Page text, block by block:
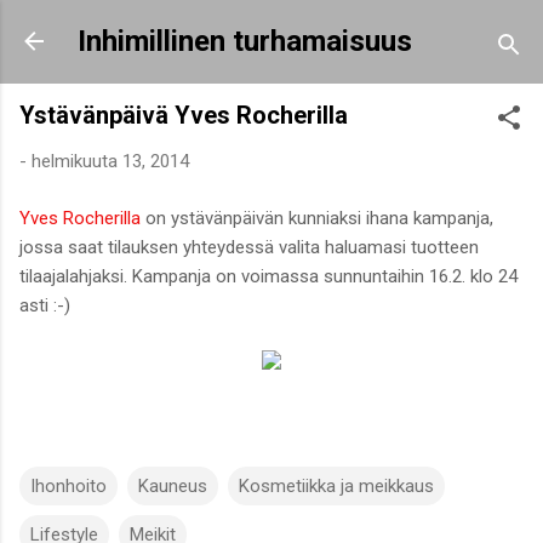
Siirry pääsisältöön
Inhimillinen turhamaisuus
Ystävänpäivä Yves Rocherilla
- helmikuuta 13, 2014
Yves Rocherilla on ystävänpäivän kunniaksi ihana kampanja,
jossa saat tilauksen yhteydessä valita haluamasi tuotteen
tilaajalahjaksi. Kampanja on voimassa sunnuntaihin 16.2. klo 24
asti :-)
Ihonhoito Kauneus Kosmetiikka ja meikkaus
Lifestyle Meikit